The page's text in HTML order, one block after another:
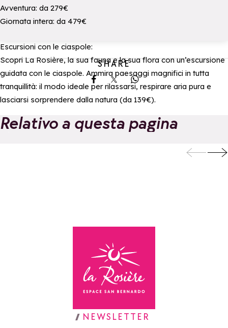
Avventura: da 279€
Giornata intera: da 479€
Escursioni con le ciaspole:
Scopri La Rosière, la sua fauna e la sua flora con un’escursione
guidata con le ciaspole. Ammira paesaggi magnifici in tutta
tranquillità: il modo ideale per rilassarsi, respirare aria pura e
lasciarsi sorprendere dalla natura (da 139€).
SHARE
Share on Facebook
Share on X
Share on Whatsapp
Relativo a questa pagina
Lezioni private
sci o
Torna alla home page
NEWSLETTER